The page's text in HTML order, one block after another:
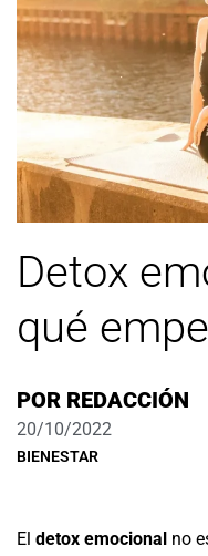
Detox
qué
POR REDACCIÓN
20/10/2022
BIENESTAR
El detox emocional no